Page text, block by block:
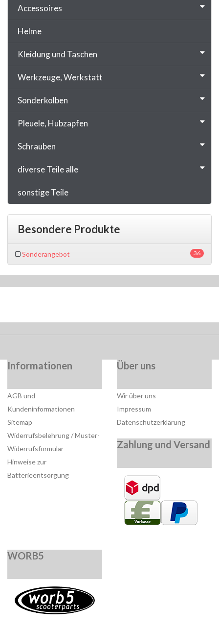
Accessoires
Helme
Kleidung und Taschen
Werkzeuge, Werkstatt
Sonderkolben
Pleuele, Hubzapfen
Schrauben
diverse Teile alle
sonstige Teile
Besondere Produkte
36
Sonderangebot
Informationen
AGB und
Kundeninformationen
Sitemap
Widerrufsbelehrung / Muster-
Widerrufsformular
Hinweise zur
Batterieentsorgung
Über uns
Wir über uns
Impressum
Datenschutzerklärung
Zahlung und Versand
WORB5